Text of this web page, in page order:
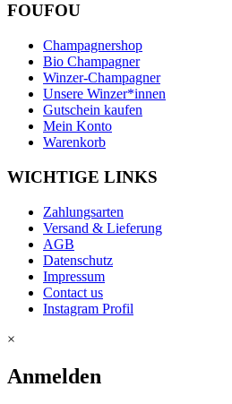
FOUFOU
Champagnershop
Bio Champagner
Winzer-Champagner
Unsere Winzer*innen
Gutschein kaufen
Mein Konto
Warenkorb
WICHTIGE LINKS
Zahlungsarten
Versand & Lieferung
AGB
Datenschutz
Impressum
Contact us
Instagram Profil
×
Anmelden